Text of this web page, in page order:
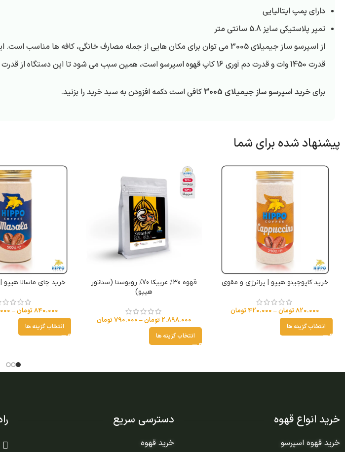
دارای پمپ ایتالیایی
تمپر پلاستیکی سایز 5.8 سانتی متر
قدرت 1450 وات و قدرت دم آوری 16 کاپ قهوه اسپرسو است، همین سبب می شود تا این دستگاه از قدرت بالایی برای تهیه کردن قهوه اسپرسو داشته باشد.
برایخرید اسپرسو ساز جیمیلای 3005 کافی است دکمه افزودن به سبد خرید را بزنید.
پیشنهاد شده برای شما
خرید کاپوچینو هیپو | پرانرژی و مقوی
820.000تومان–
420.000 تومان
انتخاب گزینه ها
قهوه 30% عربیکا 70% روبوستا (سناتور
هیپو)
2.898.000 تومان–
790.000تومان
انتخاب گزینه ها
خرید چای ماسالا
840.000تومان–
انتخاب گزینه ها
خرید انواع قهوه
خرید قهوه اسپرسو
دسترسی سریع
خرید قهوه